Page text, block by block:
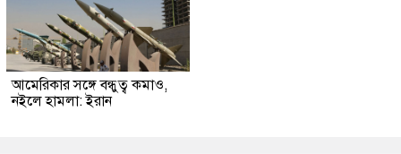
আমেরিকার সঙ্গে বন্ধুত্ব কমাও,
নইলে হামলা: ইরান